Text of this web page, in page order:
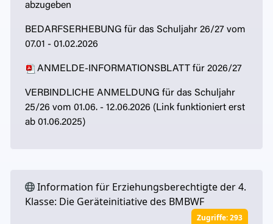
abzugeben
BEDARFSERHEBUNG für das Schuljahr 26/27 vom
07.01 - 01.02.2026
ANMELDE-INFORMATIONSBLATT für 2026/27
VERBINDLICHE ANMELDUNG für das Schuljahr
25/26 vom 01.06. - 12.06.2026 (Link funktioniert erst
ab 01.06.2025)
Information für Erziehungsberechtigte der 4.
Klasse: Die Geräteinitiative des BMBWF
Zugriffe: 293